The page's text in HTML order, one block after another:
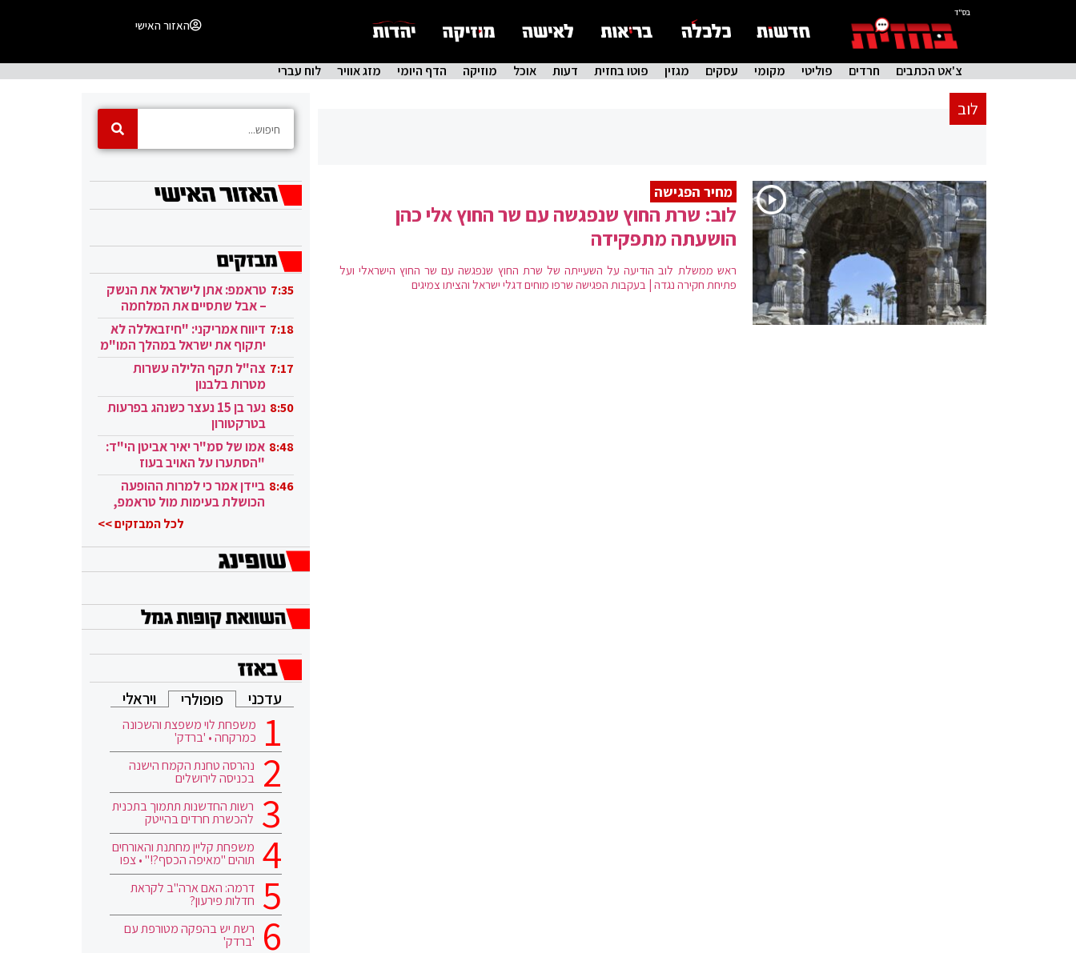
בס"ד
האזור האישי
צ'אט הכתבים חרדים פוליטי מקומי עסקים מגזין פוטו בחזית דעות אוכל מוזיקה הדף היומי מזג אוויר לוח עברי
לוב
מחיר הפגישה
לוב: שרת החוץ שנפגשה עם שר החוץ אלי כהן
הושעתה מתפקידה
ראש ממשלת לוב הודיעה על השעייתה של שרת החוץ שנפגשה עם שר החוץ הישראלי ועל
פתיחת חקירה נגדה | בעקבות הפגישה שרפו מוחים דגלי ישראל והציתו צמיגים
7:35 טראמפ: אתן לישראל את הנשק
– אבל שתסיים את המלחמה
בעזה 7:18 דיווח אמריקני: "חיזבאללה לא
יתקוף את ישראל במהלך המו"מ
בקטאר" 7:17 צה"ל תקף הלילה עשרות
מטרות בלבנון
8:50
נער בן 15 נעצר כשנהג בפרעות
בטרקטורון
8:48 אמו של סמ"ר יאיר אביטן הי"ד:
"הסתערו על האויב בעוז
ובגבורה" 8:46 ביידן אמר כי למרות ההופעה
הכושלת בעימות מול טראמפ,
לכל המבזקים >>
עדכני פופולרי ויראלי
משפחת לוי משפצת והשכונה
כמרקחה • 'ברדק'
נהרסה טחנת הקמח הישנה
בכניסה לירושלים
רשות החדשנות תתמוך בתכנית
להכשרת חרדים בהייטק
משפחת קליין מחתנת והאורחים
תוהים "מאיפה הכסף?!" • צפו
דרמה: האם ארה"ב לקראת
חדלות פירעון?
רשת יש בהפקה מטורפת עם
'ברדק'